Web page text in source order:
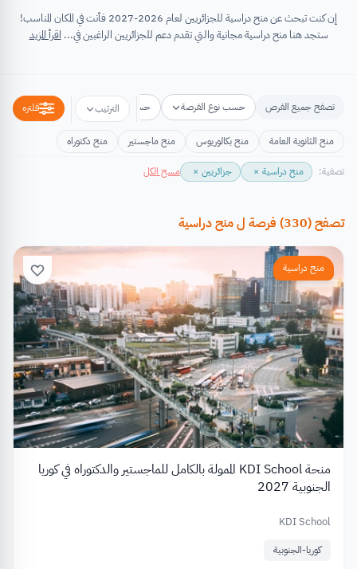
إن كنت تبحث عن منح دراسية للجزائريين لعام 2026-2027 فأنت في المكان المناسب!
ستجد هنا منح دراسية مجانية والتي تقدم دعم للجزائريين الراغبين في... اقرأ المزيد
تصفح جميع الفرص حسب نوع الفرصة حسب مكان الفرصة حسب الترتيب فلتره
منح الثانوية العامة منح بكالوريوس منح ماجستير منح دكتوراه
تصفية: منح دراسية × جزائريين × مسح الكل
تصفح(
330
) فرصة لمنح دراسية
منح دراسية
منحة KDI School الممولة بالكامل للماجستير والدكتوراه في كوريا
الجنوبية 2027
KDI School
كوريا-الجنوبية